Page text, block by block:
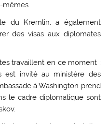
mêmes.
du Kremlin, a également
des visas aux diplomates
travaillent en ce moment :
est invité au ministère des
à Washington prend
le cadre diplomatique sont